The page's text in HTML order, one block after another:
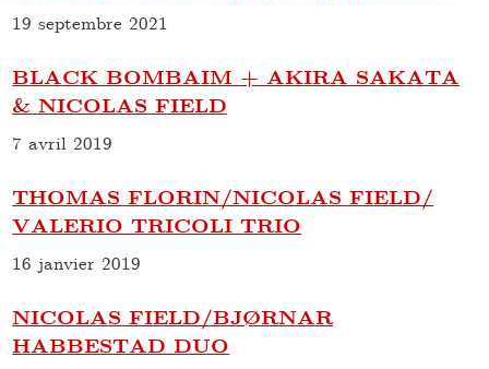
19 septembre 2021
BLACK BOMBAIM + AKIRA SAKATA
& NICOLAS FIELD
7 avril 2019
THOMAS FLORIN/NICOLAS FIELD/
VALERIO TRICOLI TRIO
16 janvier 2019
NICOLAS FIELD/BJØRNAR
HABBESTAD DUO